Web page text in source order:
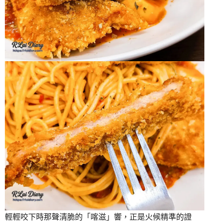
輕輕咬下時那聲清脆的「喀滋」響，正是火候精準的證